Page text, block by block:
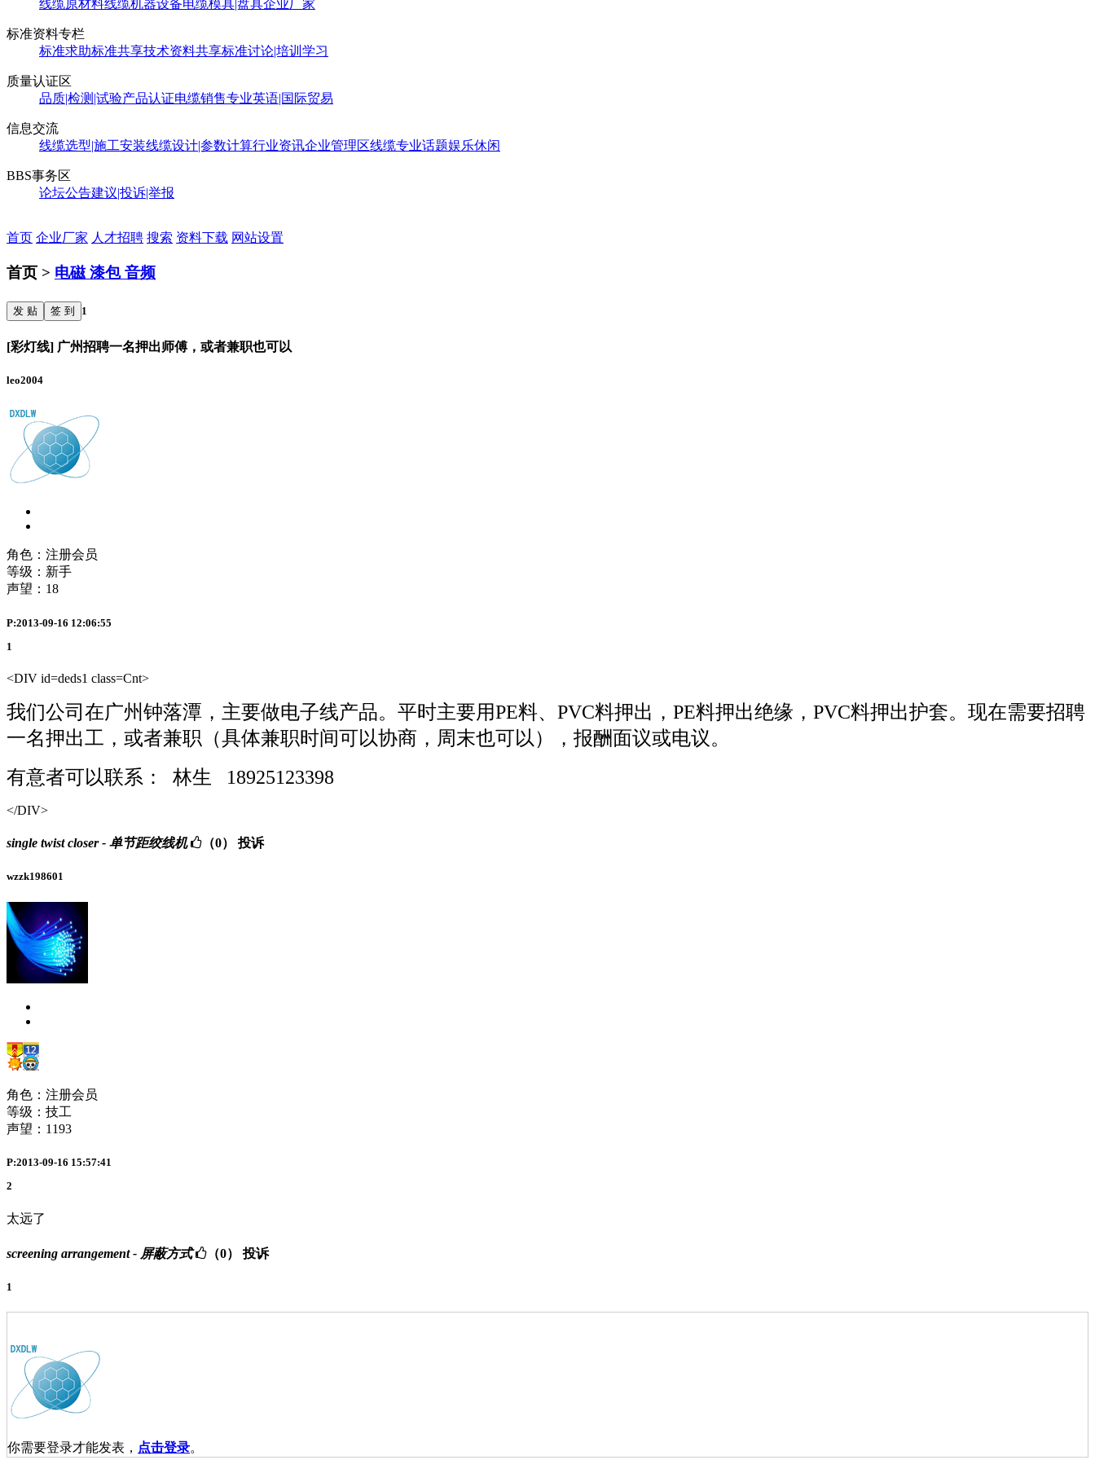
线缆原材料线缆机器设备电缆模具|盘具企业厂家
标准资料专栏
标准求助标准共享技术资料共享标准讨论|培训学习
质量认证区
品质|检测|试验产品认证电缆销售专业英语|国际贸易
信息交流
线缆选型|施工安装线缆设计|参数计算行业资讯企业管理区线缆专业话题娱乐休闲
BBS事务区
论坛公告建议|投诉|举报
首页 企业厂家 人才招聘 搜索 资料下载 网站设置
首页 > 电磁 漆包 音频
发 贴 签 到 1
[彩灯线] 广州招聘一名押出师傅，或者兼职也可以
leo2004
角色：注册会员
等级：新手
声望： 18
P:2013-09-16 12:06:55
1
<DIV id=deds1 class=Cnt>
我们公司在广州钟落潭，主要做电子线产品。平时主要用PE料、PVC料押出，PE料押出绝缘，PVC料押出护套。现在需要招聘
一名押出工，或者兼职（具体兼职时间可以协商，周末也可以），报酬面议或电议。
有意者可以联系： 林生 18925123398
</DIV>
single twist closer - 单节距绞线机 （0） 投诉
wzzk198601
角色：注册会员
等级：技工
声望： 1193
P:2013-09-16 15:57:41
2
太远了
screening arrangement - 屏蔽方式 （0） 投诉
1
你需要登录才能发表， 点击登录。